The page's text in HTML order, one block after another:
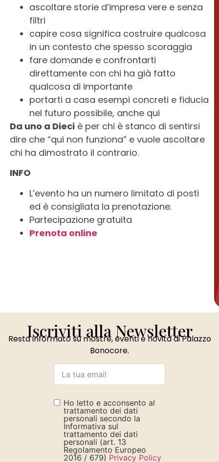
ascoltare storie d’impresa vere e senza
filtri
capire cosa significa costruire qualcosa
in un contesto che spesso scoraggia
fare domande e confrontarti
direttamente con chi ha già fatto
qualcosa di importante
portarti a casa esempi concreti e fiducia
nel futuro possibile, anche qui
Da uno a Dieci è per chi è stanco di sentirsi
dire che “qui non funziona” e vuole ascoltare
chi ha dimostrato il contrario.
INFO
L’evento ha un numero limitato di posti
ed è consigliata la prenotazione.
Partecipazione gratuita
Prenota online
Iscriviti alla Newsletter
Resta informato su mostre, eventi e novità di Palazzo
Bonocore.
Ho letto e acconsento al
trattamento dei dati
personali secondo la
Informativa sul
trattamento dei dati
personali (art. 13
Regolamento Europeo
2016 / 679) Privacy Policy